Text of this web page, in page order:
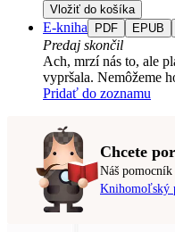
Vložiť do košíka
E-kniha PDF EPUB
Predaj skončil
Ach, mrzí nás to, ale
vypršala. Nemôžeme
Pridať do zoznamu
Chcete
Náš
Knihomoľský